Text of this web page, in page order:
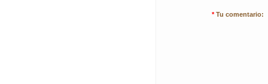
* Tu comentario: